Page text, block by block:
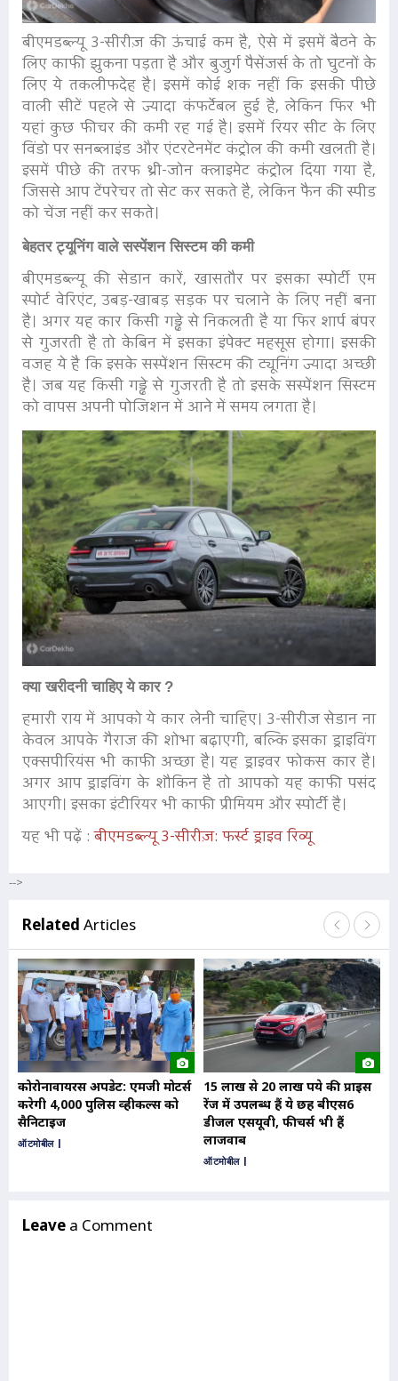
बीएमडब्ल्यू 3-सीरीज़ की ऊंचाई कम है, ऐसे में इसमें बैठने के
लिए काफी झुकना पड़ता है और बुजुर्ग पैसेंजर्स के तो घुटनों के
लिए ये तकलीफदेह है। इसमें कोई शक नहीं कि इसकी पीछे
वाली सीटें पहले से ज्यादा कंफर्टेबल हुई है, लेकिन फिर भी
यहां कुछ फीचर की कमी रह गई है। इसमें रियर सीट के लिए
विंडो पर सनब्लाइंड और एंटरटेनमेंट कंट्रोल की कमी खलती है।
इसमें पीछे की तरफ थ्री-जोन क्लाइमेट कंट्रोल दिया गया है,
जिससे आप टेंपरेचर तो सेट कर सकते है, लेकिन फैन की स्पीड
को चेंज नहीं कर सकते।
बेहतर ट्यूनिंग वाले सस्पेंशन सिस्टम की कमी
बीएमडब्ल्यू की सेडान कारें, खासतौर पर इसका स्पोर्टी एम
स्पोर्ट वेरिएंट, उबड़-खाबड़ सड़क पर चलाने के लिए नहीं बना
है। अगर यह कार किसी गड्ढे से निकलती है या फिर शार्प बंपर
से गुजरती है तो केबिन में इसका इंपेक्ट महसूस होगा। इसकी
वजह ये है कि इसके सस्पेंशन सिस्टम की ट्यूनिंग ज्यादा अच्छी
है। जब यह किसी गड्ढे से गुजरती है तो इसके सस्पेंशन सिस्टम
को वापस अपनी पोजिशन में आने में समय लगता है।
क्या खरीदनी चाहिए ये कार ?
हमारी राय में आपको ये कार लेनी चाहिए। 3-सीरीज सेडान ना
केवल आपके गैराज की शोभा बढ़ाएगी, बल्कि इसका ड्राइविंग
एक्सपीरियंस भी काफी अच्छा है। यह ड्राइवर फोकस कार है।
अगर आप ड्राइविंग के शौकिन है तो आपको यह काफी पसंद
आएगी। इसका इंटीरियर भी काफी प्रीमियम और स्पोर्टी है।
यह भी पढ़ें :बीएमडब्ल्यू 3-सीरीज़: फर्स्ट ड्राइव रिव्यू
-->
Related Articles
कोरोनावायरस अपडेट: एमजी मोटर्स
करेगी 4,000 पुलिस व्हीकल्स को
सैनिटाइज
ऑटमोबील|
15 लाख से 20 लाख रुपये की प्राइस
रेंज में उपलब्ध हैं ये छह बीएस6
डीजल एसयूवी, फीचर्स भी हैं
लाजवाब
ऑटमोबील|
Leave a Comment